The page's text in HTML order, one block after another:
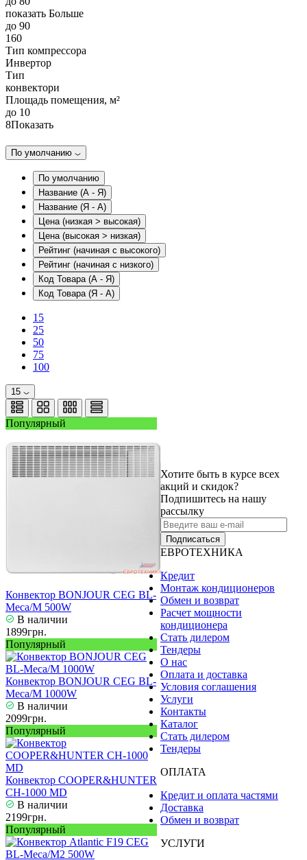
показать Больше
до 90
160
Тип компрессора
Инвертор
Тип
конвектори
Площадь помещения, м²
до 10
8Показать
По умолчанию
По умолчанию
Название (А - Я)
Название (Я - А)
Цена (низкая > высокая)
Цена (высокая > низкая)
Рейтинг (начиная с высокого)
Рейтинг (начиная с низкого)
Код Товара (А - Я)
Код Товара (Я - А)
15
25
50
75
100
15
Популярный
Конвектор BONJOUR CEG BL-
Meca/M 500W
В наличии
1899грн.
Популярный
Конвектор BONJOUR CEG BL-
Meca/M 1000W
В наличии
2099грн.
Популярный
Конвектор COOPER&HUNTER
CH-1000 МD
В наличии
2199грн.
Популярный
Хотите быть в курсе всех
акций и скидок?
Подпишитесь на нашу
рассылку
Подписаться
ЕВРОТЕХНИКА
Кредит
Монтаж кондиционеров
Обмен и возврат
Расчет мощности
кондиционера
Стать дилером
Тендеры
О нас
Оплата и доставка
Условия соглашения
Услуги
Контакты
Каталог
Стать дилером
Тендеры
ОПЛАТА
Кредит и оплата частями
Доставка
Обмен и возврат
УСЛУГИ